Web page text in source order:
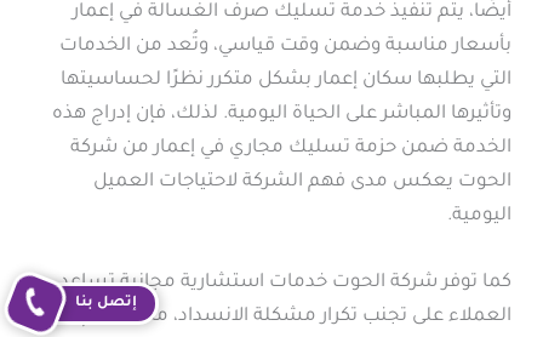
أيضًا، يتم تنفيذ خدمة تسليك صرف الغسالة في إعمار
بأسعار مناسبة وضمن وقت قياسي، وتُعد من الخدمات
التي يطلبها سكان إعمار بشكل متكرر نظرًا لحساسيتها
وتأثيرها المباشر على الحياة اليومية. لذلك، فإن إدراج هذه
الخدمة ضمن حزمة تسليك مجاري في إعمار من شركة
الحوت يعكس مدى فهم الشركة لاحتياجات العميل
اليومية.
كما توفر شركة الحوت خدمات استشارية مجانية تساعد
العملاء على تجنب تكرار مشكلة الانسداد، مثل تقديم
إتصل بنا